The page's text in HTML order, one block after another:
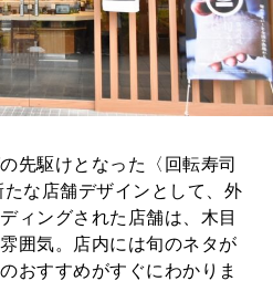
先駆けとなった〈回転寿司
な店舗デザインとして、外
ィングされた店舗は、木目
囲気。店内には旬のネタが
おすすめがすぐにわかりま